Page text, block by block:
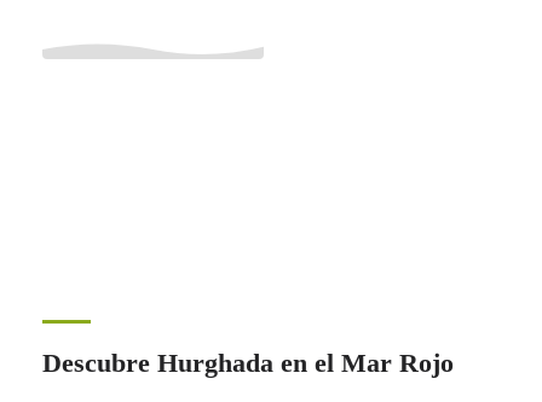
Descubre Hurghada en el Mar Rojo